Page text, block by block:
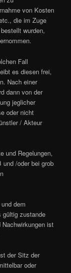
von Kosten
die im Zuge
wurden,
Fall
es diesen frei,
Nach einer
dann von der
jeglicher
oder nicht
/ Akteur
und Regelungen,
/oder bei grob
dem
gültig zustande
Nachwirkungen ist
der Sitz der
oder